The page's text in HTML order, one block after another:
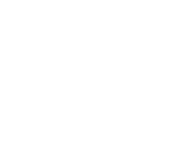
la Iglesia celebra a
XVI llamó «el más